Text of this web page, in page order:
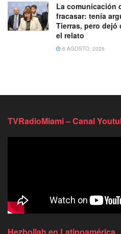
La comunicación
fracasar: tenía
Tierras, pero
el relato
6 AGOSTO, 2026
TVRadioMiami – Canal
Hezbollah en Latinoamérica